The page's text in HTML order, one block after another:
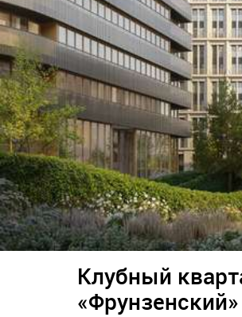
Клубный
«Фрунзенский»